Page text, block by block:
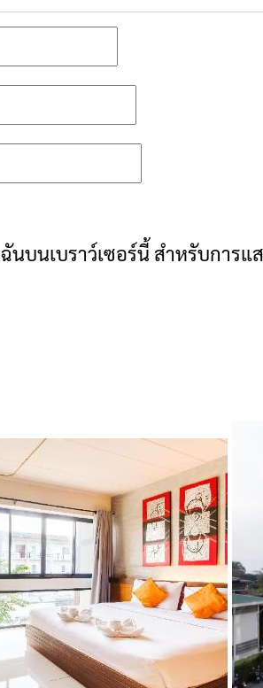
บนเบราว์เซอร์นี้ สำหรับการแ